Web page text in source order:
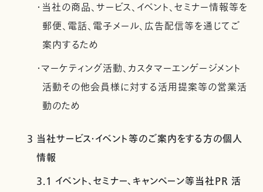
・当社の商品、サービス、イベント、セミナー情報等を
郵便、電話、電子メール、広告配信等を通じてご
案内するため
・マーケティング活動、カスタマーエンゲージメント
活動その他会員様に対する活用提案等の営業活
動のため
3 当社サービス・イベント等のご案内をする方の個人
情報
3.1 イベント、セミナー、キャンペーン等当社PR 活